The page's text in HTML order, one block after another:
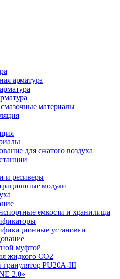
арматура
материалы
для сжатого воздуха
и ресиверы
модули
емкости и хранилища
установки
муфтой
жидкого CO2
PU20A-III
2.0»